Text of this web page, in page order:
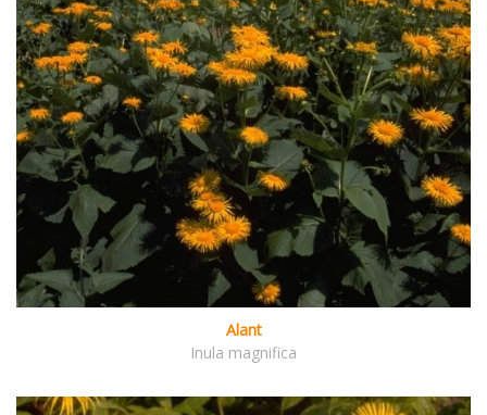
Alant
Inula magnifica